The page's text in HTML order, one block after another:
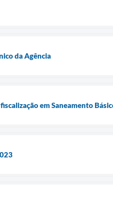
da Agência
em Saneamento